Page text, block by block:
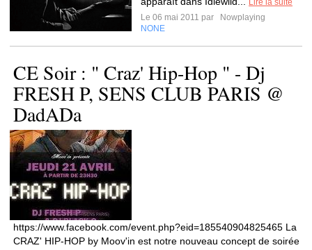
Lire la suite
Le 06 mai 2011 par
Nowplaying
NONE
CE Soir : " Craz' Hip-Hop " - Dj
FRESH P, SENS CLUB PARIS @
DadADa
https://www.facebook.com/event.php?eid=185540904825465 La
CRAZ' HIP-HOP by Moov'in est notre nouveau concept de soirée